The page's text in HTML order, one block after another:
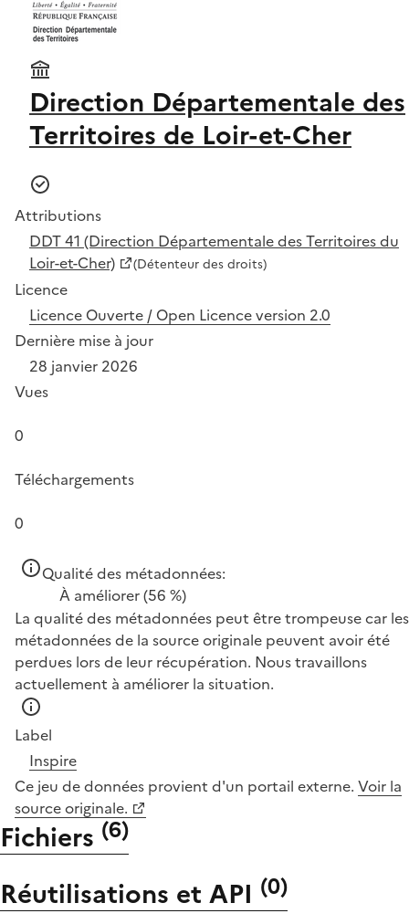
Direction Départementale des
Territoires de Loir-et-Cher
Attributions
DDT 41 (Direction Départementale des Territoires du
Loir-et-Cher)
(Détenteur des droits)
Licence
Licence Ouverte / Open Licence version 2.0
Dernière mise à jour
28 janvier 2026
Vues
0
Téléchargements
0
Qualité des métadonnées:
À améliorer(56 %)
La qualité des métadonnées peut être trompeuse car les
métadonnées de la source originale peuvent avoir été
perdues lors de leur récupération. Nous travaillons
actuellement à améliorer la situation.
Label
Inspire
Ce jeu de données provient d'un portail externe. Voir la
source originale.
Fichiers (6)
Réutilisations et API (0)